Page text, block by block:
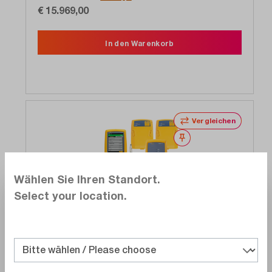
€ 15.969,00
In den Warenkorb
Vergleichen
Merken
DSX2-8000/GLD INT
Wählen Sie Ihren Standort.
Select your location.